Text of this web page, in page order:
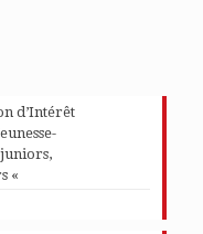
d’Intérêt
«